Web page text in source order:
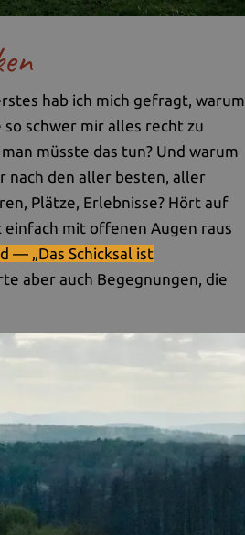
hab ich mich gefragt, warum
schwer mir alles recht zu
müsste das tun? Und warum
nach den aller besten, aller
Plätze, Erlebnisse? Hört auf
einfach mit offenen Augen raus
— „Das Schicksal ist
aber auch Begegnungen, die